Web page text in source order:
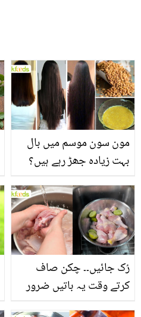
مون سون موسم میں بال
بہت زیادہ جھڑ رہے ہیں؟
بنانے کے چند قدرتی طریقے
رُک جائیں۔۔ چکن صاف
کرتے وقت یہ باتیں ضرور